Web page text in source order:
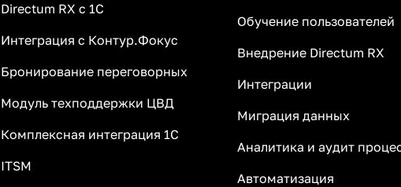
Directum RX с 1С
Интеграция с Контур.Фокус
Бронирование переговорных
Модуль техподдержки ЦВД
Комплексная интеграция 1С
ITSM
Обучение пользователей
Внедрение Directum RX
Интеграции
Миграция данных
Аналитика и аудит
Автоматизация